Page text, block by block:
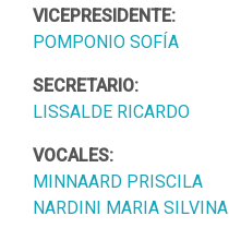
VICEPRESIDENTE:
POMPONIO SOFÍA
SECRETARIO:
LISSALDE RICARDO
VOCALES:
MINNAARD PRISCILA
NARDINI MARIA SILVINA